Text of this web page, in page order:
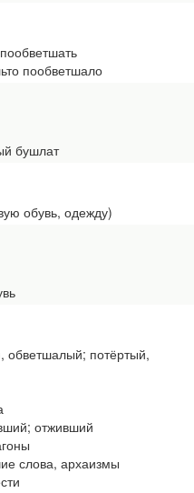
пообветшало
бушлат
обувь, одежду)
обветшалый; потёртый,
отживший
слова, архаизмы